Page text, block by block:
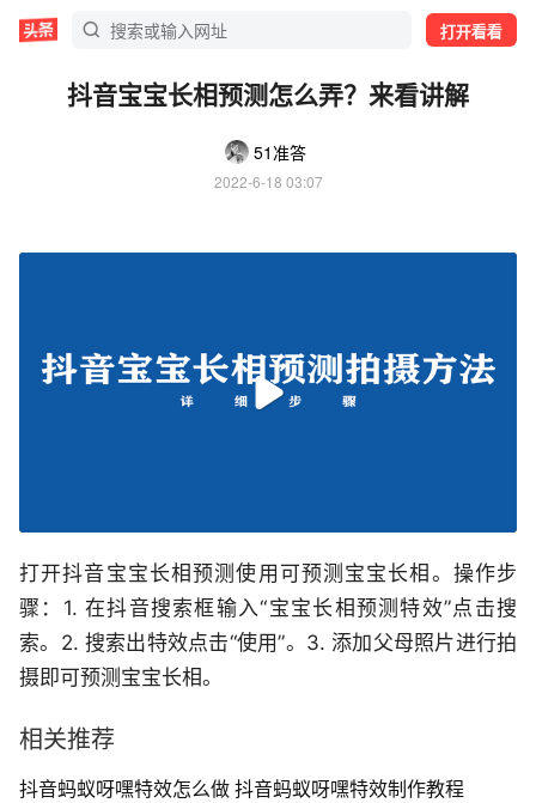
打开看看
抖音宝宝长相预测怎么弄？来看讲解
51准答
2022-6-18 03:07
打开抖音宝宝长相预测使用可预测宝宝长相。操作步
骤：1. 在抖音搜索框输入“宝宝长相预测特效”点击搜
索。2. 搜索出特效点击“使用”。3. 添加父母照片进行拍
摄即可预测宝宝长相。
相关推荐
抖音蚂蚁呀嘿特效怎么做 抖音蚂蚁呀嘿特效制作教程